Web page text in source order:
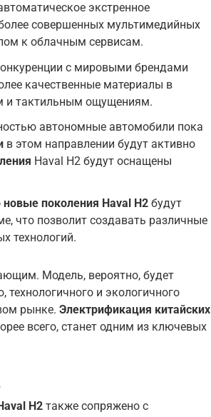
экстренное
совершенных мультимедийных
к облачным сервисам.
с мировыми брендами
качественные материалы в
и тактильным ощущениям.
автономные автомобили пока
в этом направлении будут активно
Haval H2 будут оснащены
новые поколения Haval H2 будут
что позволит создавать различные
технологий.
Модель, вероятно, будет
и экологичного
рынке. Электрификация китайских
всего, станет одним из ключевых
H2 также сопряжено с